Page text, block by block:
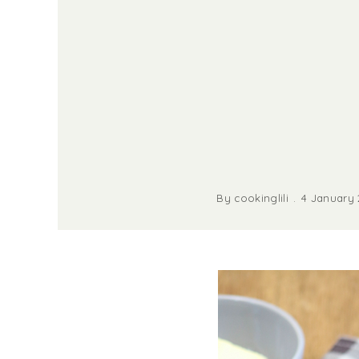
By cookinglili 4 January